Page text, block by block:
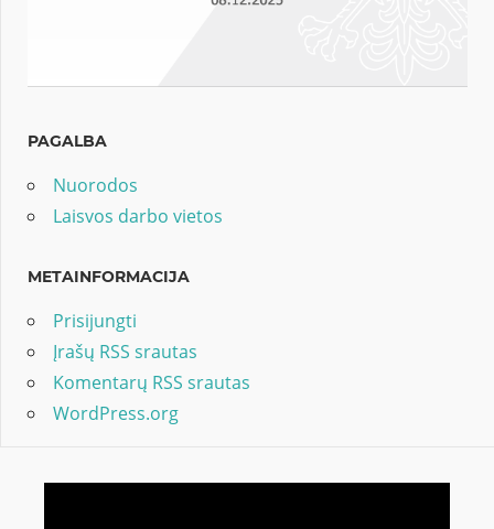
PAGALBA
Nuorodos
Laisvos darbo vietos
METAINFORMACIJA
Prisijungti
Įrašų RSS srautas
Komentarų RSS srautas
WordPress.org